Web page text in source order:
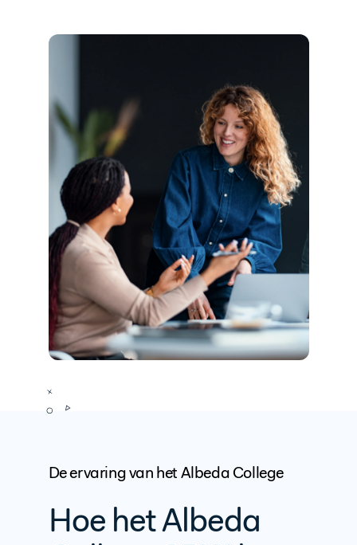
De ervaring van het Albeda College
Hoe het Albeda